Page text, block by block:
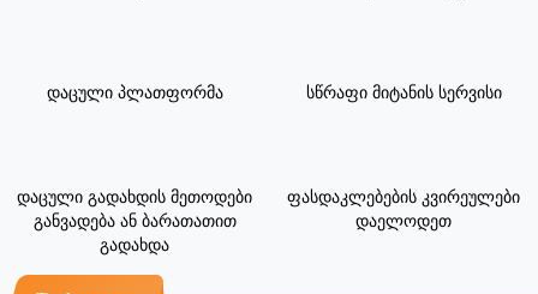
დაცული პლათფორმა სწრაფი მიტანის სერვისი
დაცული გადახდის მეთოდები
განვადება ან ბარათათით
გადახდა
ფასდაკლებების კვირეულები
დაელოდეთ